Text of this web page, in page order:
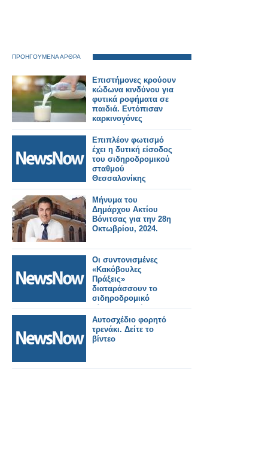
ΠΡΟΗΓΟΥΜΕΝΑ ΑΡΘΡΑ
Επιστήμονες κρούουν
κώδωνα κινδύνου για
φυτικά ροφήματα σε
παιδιά. Εντόπισαν
καρκινογόνες
μυκοτοξίνες
Επιπλέον φωτισμό
έχει η δυτική είσοδος
του σιδηροδρομικού
σταθμού
Θεσσαλονίκης
Μήνυμα του
Δημάρχου Ακτίου
Βόνιτσας για την 28η
Οκτωβρίου, 2024.
Οι συντονισμένες
«Κακόβουλες
Πράξεις»
διαταράσσουν το
σιδηροδρομικό
δίκτυο υψηλής
ταχύτητας της
Γαλλίας
Αυτοσχέδιο φορητό
τρενάκι. Δείτε το
βίντεο